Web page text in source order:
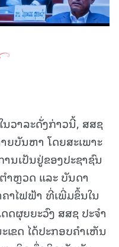
ວາລະດັ່ງກ່າວນີ້, ສສຊ
ຍບັນຫາ ໂດຍສະເພາະ
ນເປັນຢູ່ຂອງປະຊາຊົນ
າຫຼວດ ແລະ ບັນດາ
າໄຟຟ້າ ທີ່ເພີ່ມຂຶ້ນໃນ
ດຜຸຍຍະວົງ ສສຊ ປະຈຳ
ເຂດ ໄດ້ປະກອບຄໍາເຫັນ